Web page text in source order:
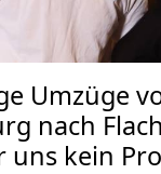
Umzüge
nach
uns kein